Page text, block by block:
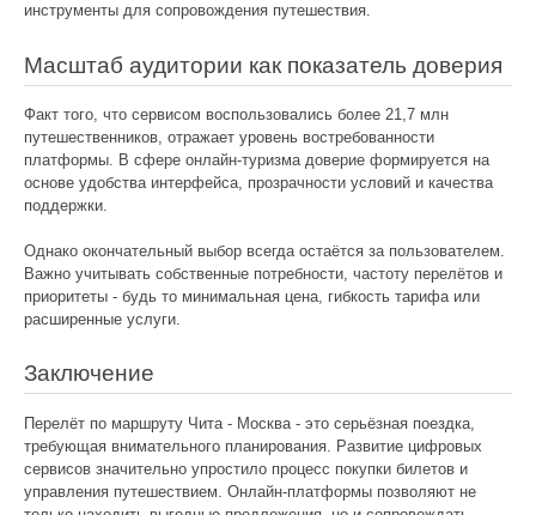
инструменты для сопровождения путешествия.
Масштаб аудитории как показатель доверия
Факт того, что сервисом воспользовались более 21,7 млн
путешественников, отражает уровень востребованности
платформы. В сфере онлайн-туризма доверие формируется на
основе удобства интерфейса, прозрачности условий и качества
поддержки.
Однако окончательный выбор всегда остаётся за пользователем.
Важно учитывать собственные потребности, частоту перелётов и
приоритеты - будь то минимальная цена, гибкость тарифа или
расширенные услуги.
Заключение
Перелёт по маршруту Чита - Москва - это серьёзная поездка,
требующая внимательного планирования. Развитие цифровых
сервисов значительно упростило процесс покупки билетов и
управления путешествием. Онлайн-платформы позволяют не